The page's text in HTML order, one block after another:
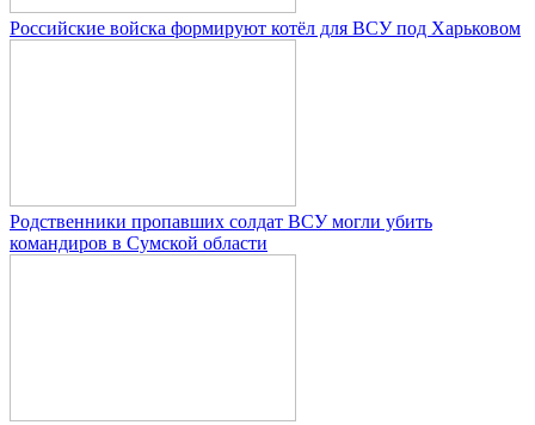
Российские войска формируют котёл для ВСУ под Харьковом
Родственники пропавших солдат ВСУ могли убить
командиров в Сумской области